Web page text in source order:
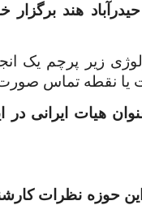
هند
زیر پرچم یک
یا نقطه تماس
هیات ایرانی
حوزه نظرات